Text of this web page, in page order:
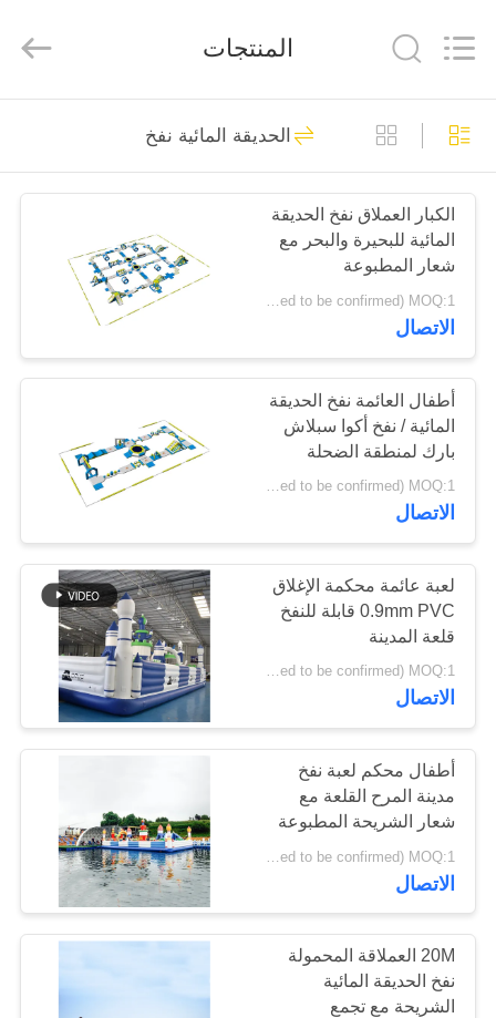
مسكن
منتجات
أشرطة
فيديو
معلومات
جولة
المعمل
مراقبة
الجودة
اتصل
اطلب
اقتباس
خريطة
الموقع
Inflatables
Factory.
الحديقة المائية نفخ
حالات نفخ الحديقة
المائية
58
الترامبولين نفخ المياه
4
واحد الرياضات المائية
نفخ
135
المنتجات
الحديقة المائية نفخ
الكبار العملاق نفخ الحديقة
المائية للبحيرة والبحر مع
شعار المطبوعة
USD 67600- 82600/set ( price just for reference, detailed prices need to be confirmed) MOQ:1 جهاز الكمبيوتر
الاتصال
أطفال العائمة نفخ الحديقة
المائية / نفخ أكوا سبلاش
بارك لمنطقة الضحلة
USD 18500- 23500/set ( price just for reference, detailed prices need to be confirmed) MOQ:1 قطعة
الاتصال
لعبة عائمة محكمة الإغلاق
0.9mm PVC قابلة للنفخ
قلعة المدينة
USD 11500- 14200/set ( price just for reference, detailed prices need to be confirmed) MOQ:1 مجموعة
الاتصال
أطفال محكم لعبة نفخ
مدينة المرح القلعة مع
شعار الشريحة المطبوعة
USD 10700- 13000/set ( price just for reference, detailed prices need to be confirmed) MOQ:1 مجموعة
الاتصال
20M العملاقة المحمولة
نفخ الحديقة المائية
الشريحة مع تجمع